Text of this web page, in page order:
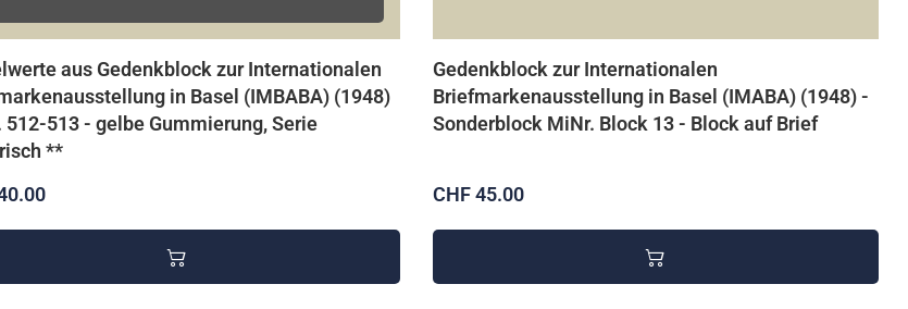
aus Gedenkblock zur Internationalen
in Basel (IMBABA) (1948)
512-513 - gelbe Gummierung, Serie
**
Gedenkblock zur Internationalen
Briefmarkenausstellung in Basel (IMABA) (1948) -
Sonderblock MiNr. Block 13 - Block auf Brief
CHF 45.00